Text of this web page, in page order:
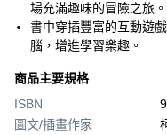
場充滿趣味的冒險之旅。
書中穿插豐富的互動遊
腦，增進學習樂趣。
商品主要規格
ISBN
圖文/插畫作家